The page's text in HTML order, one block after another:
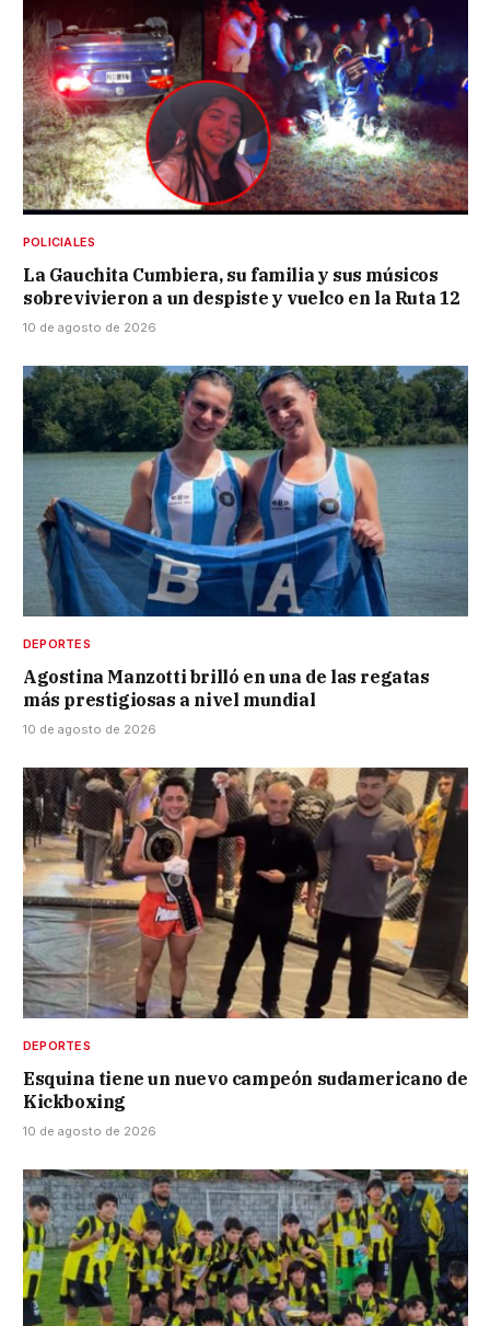
POLICIALES
La Gauchita Cumbiera, su familia y sus músicos
sobrevivieron a un despiste y vuelco en la Ruta 12
10 de agosto de 2026
DEPORTES
Agostina Manzotti brilló en una de las regatas
más prestigiosas a nivel mundial
10 de agosto de 2026
DEPORTES
Esquina tiene un nuevo campeón sudamericano de
Kickboxing
10 de agosto de 2026